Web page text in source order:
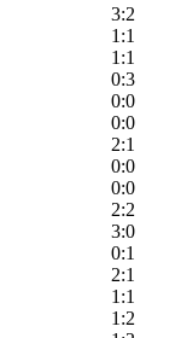
3:2
1:1
1:1
0:3
0:0
0:0
2:1
0:0
0:0
2:2
3:0
0:1
2:1
1:1
1:2